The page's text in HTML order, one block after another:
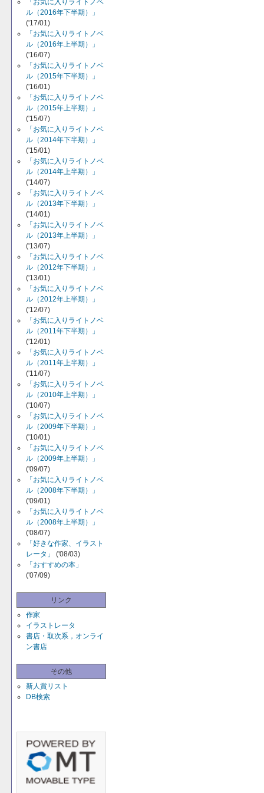
「お気に入りライトノベ
ル（2016年下半期）」
('17/01)
「お気に入りライトノベ
ル（2016年上半期）」
('16/07)
「お気に入りライトノベ
ル（2015年下半期）」
('16/01)
「お気に入りライトノベ
ル（2015年上半期）」
('15/07)
「お気に入りライトノベ
ル（2014年下半期）」
('15/01)
「お気に入りライトノベ
ル（2014年上半期）」
('14/07)
「お気に入りライトノベ
ル（2013年下半期）」
('14/01)
「お気に入りライトノベ
ル（2013年上半期）」
('13/07)
「お気に入りライトノベ
ル（2012年下半期）」
('13/01)
「お気に入りライトノベ
ル（2012年上半期）」
('12/07)
「お気に入りライトノベ
ル（2011年下半期）」
('12/01)
「お気に入りライトノベ
ル（2011年上半期）」
('11/07)
「お気に入りライトノベ
ル（2010年上半期）」
('10/07)
「お気に入りライトノベ
ル（2009年下半期）」
('10/01)
「お気に入りライトノベ
ル（2009年上半期）」
('09/07)
「お気に入りライトノベ
ル（2008年下半期）」
('09/01)
「お気に入りライトノベ
ル（2008年上半期）」
('08/07)
「好きな作家、イラスト
レータ」
('08/03)
「おすすめの本」
('07/09)
リンク
作家
イラストレータ
書店・取次系，オンライ
ン書店
その他
新人賞リスト
DB検索